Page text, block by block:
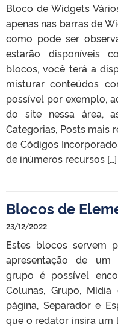
Bloco de Widgets
apenas nas barras de
como pode ser
estarão disponíveis
blocos, você terá a
misturar conteúdos
possível por exemplo,
do site nessa área,
Categorias, Posts mais
de Códigos
de inúmeros recursos […]
Blocos de
23/12/2022
Estes blocos servem
apresentação de um
grupo é possível
Colunas, Grupo,
página, Separador e
que o redator insira um